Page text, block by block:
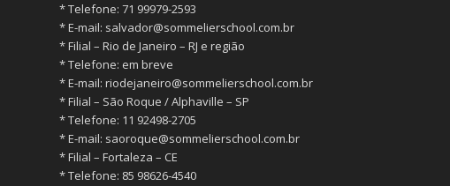
* ⁠Telefone: 71 99979-2593
* ⁠E-mail: salvador@sommelierschool.com.br
* ⁠Filial – Rio de Janeiro – RJ e região
* ⁠Telefone: em breve
* ⁠E-mail: riodejaneiro@sommelierschool.com.br
* ⁠Filial – São Roque / Alphaville – SP
* ⁠Telefone: 11 92498-2705
* ⁠E-mail: saoroque@sommelierschool.com.br
* ⁠Filial – Fortaleza – CE
* ⁠Telefone: 85 98626-4540